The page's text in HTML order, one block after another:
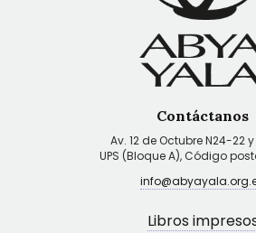
Contáctanos
Av. 12 de Octubre N24-22
UPS (Bloque A), Código
Libros